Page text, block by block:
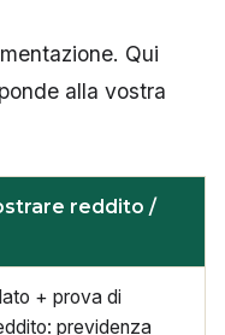
Qui
alla vostra
reddito /
+ prova di
previdenza